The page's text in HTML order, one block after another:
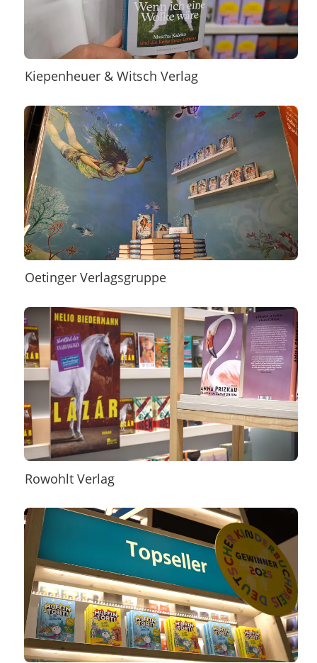
Kiepenheuer & Witsch Verlag
Oetinger Verlagsgruppe
Rowohlt Verlag